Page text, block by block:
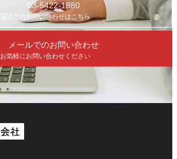
03-5422-1880
電話でのお問い合わせはこちら
メールでのお問い合わせ
お気軽にお問い合わせください